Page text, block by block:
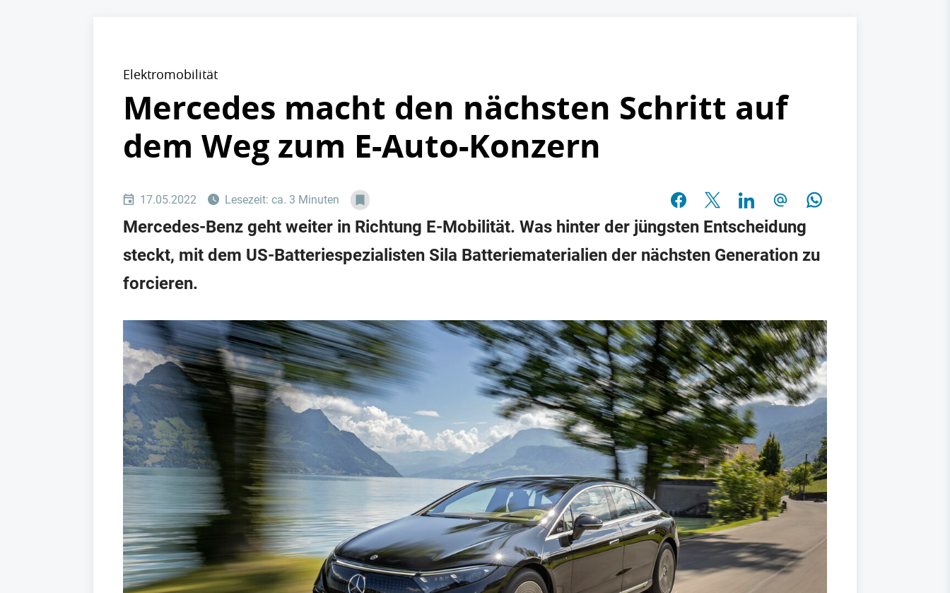
Elektromobilität
Mercedes macht den nächsten Schritt auf
dem Weg zum E-Auto-Konzern
17.05.2022 Lesezeit: ca. 3 Minuten
Mercedes-Benz geht weiter in Richtung E-Mobilität. Was hinter der jüngsten Entscheidung
steckt, mit dem US-Batteriespezialisten Sila Batteriematerialien der nächsten Generation zu
forcieren.